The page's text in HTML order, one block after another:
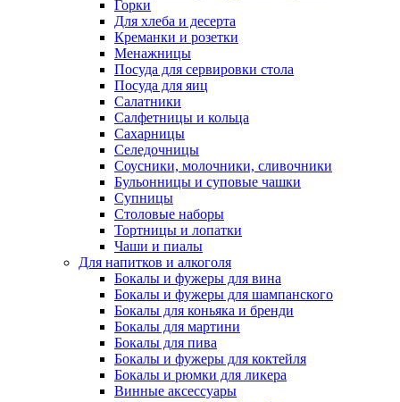
Горки
Для хлеба и десерта
Креманки и розетки
Менажницы
Посуда для сервировки стола
Посуда для яиц
Салатники
Салфетницы и кольца
Сахарницы
Селедочницы
Соусники, молочники, сливочники
Бульонницы и суповые чашки
Супницы
Столовые наборы
Тортницы и лопатки
Чаши и пиалы
Для напитков и алкоголя
Бокалы и фужеры для вина
Бокалы и фужеры для шампанского
Бокалы для коньяка и бренди
Бокалы для мартини
Бокалы для пива
Бокалы и фужеры для коктейля
Бокалы и рюмки для ликера
Винные аксессуары